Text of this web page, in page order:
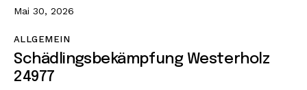
Mai 30, 2026
ALLGEMEIN
Schädlingsbekämpfung Westerholz
24977